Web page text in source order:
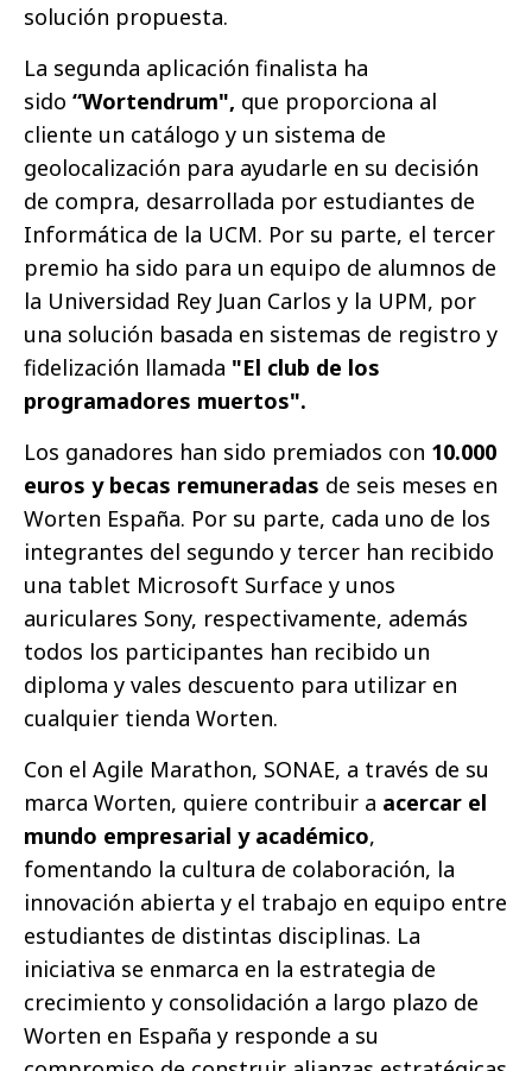
solución propuesta.
La segunda aplicación finalista ha
sido “Wortendrum", que proporciona al
cliente un catálogo y un sistema de
geolocalización para ayudarle en su decisión
de compra, desarrollada por estudiantes de
Informática de la UCM. Por su parte, el tercer
premio ha sido para un equipo de alumnos de
la Universidad Rey Juan Carlos y la UPM, por
una solución basada en sistemas de registro y
fidelización llamada "El club de los
programadores muertos".
Los ganadores han sido premiados con 10.000
euros y becas remuneradas de seis meses en
Worten España. Por su parte, cada uno de los
integrantes del segundo y tercer han recibido
una tablet Microsoft Surface y unos
auriculares Sony, respectivamente, además
todos los participantes han recibido un
diploma y vales descuento para utilizar en
cualquier tienda Worten.
Con el Agile Marathon, SONAE, a través de su
marca Worten, quiere contribuir a acercar el
mundo empresarial y académico,
fomentando la cultura de colaboración, la
innovación abierta y el trabajo en equipo entre
estudiantes de distintas disciplinas. La
iniciativa se enmarca en la estrategia de
crecimiento y consolidación a largo plazo de
Worten en España y responde a su